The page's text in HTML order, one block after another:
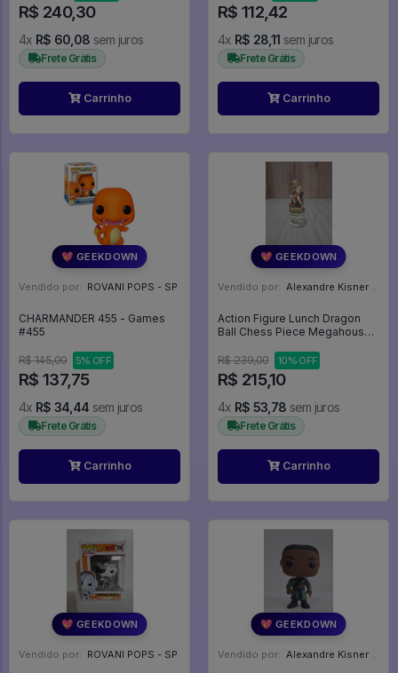
R$ 240,30
4x R$ 60,08 sem juros
Frete Grátis
Carrinho
R$ 112,42
4x R$ 28,11 sem juros
Frete Grátis
Carrinho
💖 GEEKDOWN
Vendido por: ROVANI POPS - SP
CHARMANDER 455 - Games
#455
R$ 145,00 5% OFF
R$ 137,75
4x R$ 34,44 sem juros
Frete Grátis
Carrinho
💖 GEEKDOWN
Vendido por: Alexandre Kisner - PR
Action Figure Lunch Dragon
Ball Chess Piece Megahouse
R$ 239,00
10% OFF
R$ 215,10
4x R$ 53,78 sem juros
Frete Grátis
Carrinho
💖 GEEKDOWN
Vendido por: ROVANI POPS - SP
💖 GEEKDOWN
Vendido por: Alexandre Kisner - PR